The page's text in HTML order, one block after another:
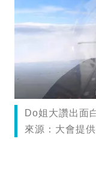
Do姐大讚出面
來源：大會提供